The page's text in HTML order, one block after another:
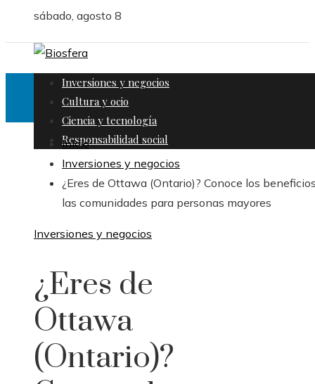
sábado, agosto 8
Inversiones y negocios
Cultura y ocio
Ciencia y tecnología
Responsabilidad social
Inicio
Inversiones y negocios
¿Eres de Ottawa (Ontario)? Conoce los
las comunidades para personas mayores
Inversiones y negocios
¿Eres de
Ottawa
(Ontario)?